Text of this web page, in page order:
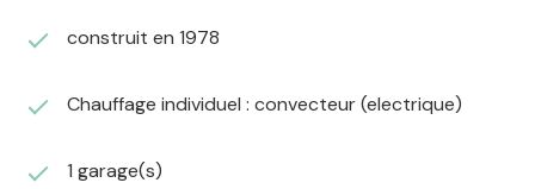
construit en 1978
Chauffage individuel : convecteur (electrique)
1 garage(s)